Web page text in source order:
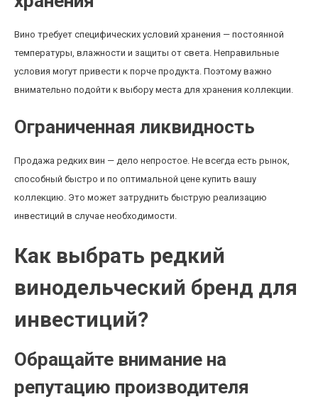
Вино требует специфических условий хранения — постоянной
температуры, влажности и защиты от света. Неправильные
условия могут привести к порче продукта. Поэтому важно
внимательно подойти к выбору места для хранения коллекции.
Ограниченная ликвидность
Продажа редких вин — дело непростое. Не всегда есть рынок,
способный быстро и по оптимальной цене купить вашу
коллекцию. Это может затруднить быструю реализацию
инвестиций в случае необходимости.
Как выбрать редкий
винодельческий бренд для
инвестиций?
Обращайте внимание на
репутацию производителя